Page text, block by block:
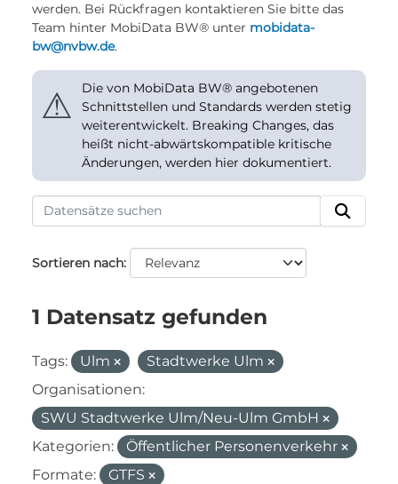
werden. Bei Rückfragen kontaktieren Sie bitte das
Team hinter MobiData BW® unter mobidata-
bw@nvbw.de.
⚠
Die von MobiData BW® angebotenen
Schnittstellen und Standards werden stetig
weiterentwickelt. Breaking Changes, das
heißt nicht-abwärtskompatible kritische
Änderungen, werden hier dokumentiert.
Sortieren nach
1 Datensatz gefunden
Tags: Ulm
Stadtwerke Ulm
Organisationen:
SWU Stadtwerke Ulm/Neu-Ulm GmbH
Kategorien:
Öffentlicher Personenverkehr
Formate:
GTFS